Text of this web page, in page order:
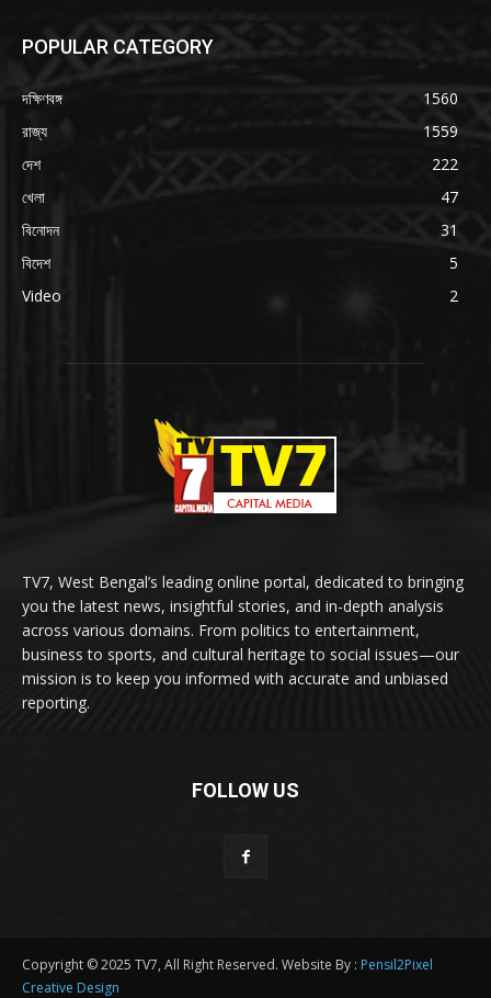
POPULAR CATEGORY
দক্ষিণবঙ্গ
1560
রাজ্য
1559
দেশ
222
খেলা
47
বিনোদন
31
বিদেশ
5
Video
2
TV7, West Bengal’s leading online portal, dedicated to bringing
you the latest news, insightful stories, and in-depth analysis
across various domains. From politics to entertainment,
business to sports, and cultural heritage to social issues—our
mission is to keep you informed with accurate and unbiased
reporting.
FOLLOW US
Copyright © 2025 TV7, All Right Reserved. Website By : Pensil2Pixel
Creative Design